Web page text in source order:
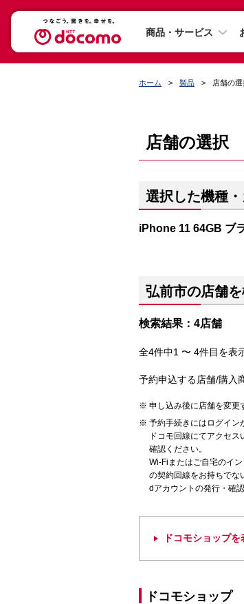
商品・サービス
ホーム 製品 店舗の選
店舗の選択
選択した機種
iPhone 11 64GB ブ
弘前市の店舗
検索結果：4店舗
全4件中1 〜 4件目を表
予約申込する店舗/購入
申し込み後に店舗を変更
予約手続きにはログイン
ドコモ回線にてアクセ
確認ください。
Wi-Fiまたはご自宅のイ
の契約回線をお持ちでな
dアカウントの発行・確認
ドコモショップを
ドコモショップ